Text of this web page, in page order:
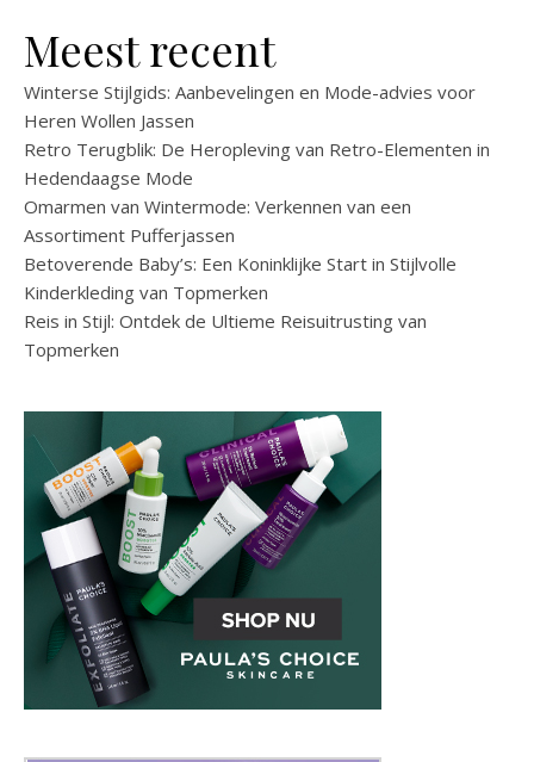
Meest recent
Winterse Stijlgids: Aanbevelingen en Mode-advies voor
Heren Wollen Jassen
Retro Terugblik: De Heropleving van Retro-Elementen in
Hedendaagse Mode
Omarmen van Wintermode: Verkennen van een
Assortiment Pufferjassen
Betoverende Baby’s: Een Koninklijke Start in Stijlvolle
Kinderkleding van Topmerken
Reis in Stijl: Ontdek de Ultieme Reisuitrusting van
Topmerken